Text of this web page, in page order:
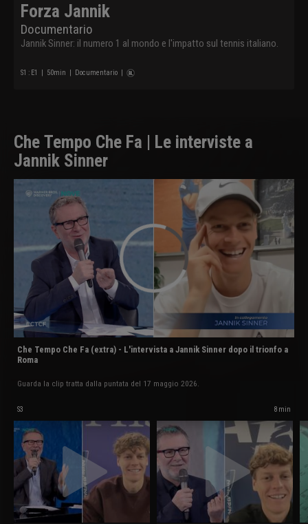
Forza Jannik
Documentario
Jannik Sinner: il numero 1 al mondo e l'impatto sul tennis italiano.
S1 : E1 50min Documentario
Che Tempo Che Fa | Le interviste a
Jannik Sinner
Che Tempo Che Fa (extra) - L'intervista a Jannik Sinner dopo il trionfo a
Roma
Guarda la clip tratta dalla puntata del 17 maggio 2026.
S3 8 min